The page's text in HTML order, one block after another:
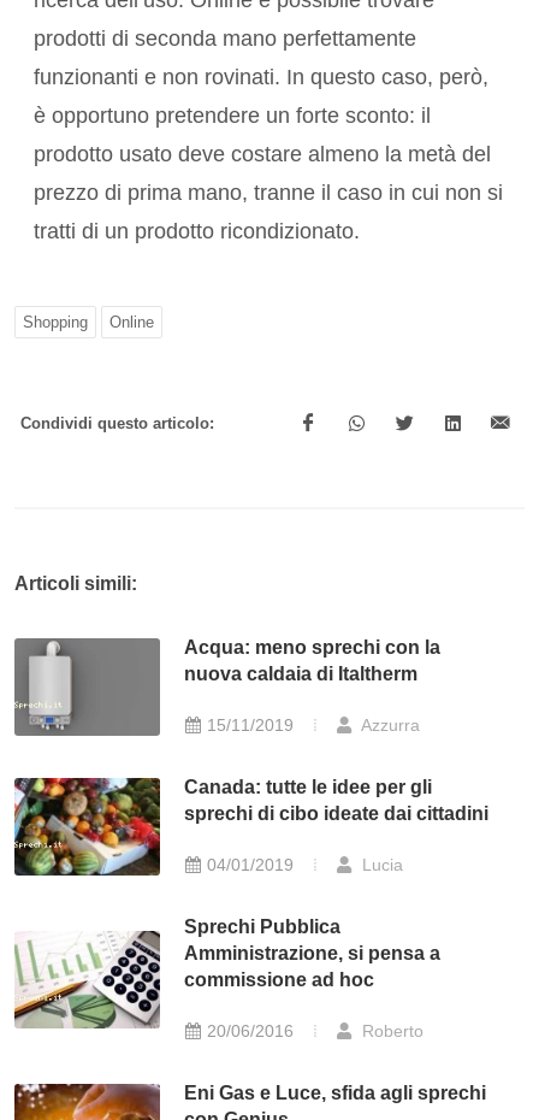
prodotti di seconda mano perfettamente
funzionanti e non rovinati. In questo caso, però,
è opportuno pretendere un forte sconto: il
prodotto usato deve costare almeno la metà del
prezzo di prima mano, tranne il caso in cui non si
tratti di un prodotto ricondizionato.
Shopping Online
Condividi questo articolo:
Articoli simili:
Acqua: meno sprechi con la
nuova caldaia di Italtherm
15/11/2019 Azzurra
Canada: tutte le idee per gli
sprechi di cibo ideate dai cittadini
04/01/2019 Lucia
Sprechi Pubblica
Amministrazione, si pensa a
commissione ad hoc
20/06/2016 Roberto
Eni Gas e Luce, sfida agli sprechi